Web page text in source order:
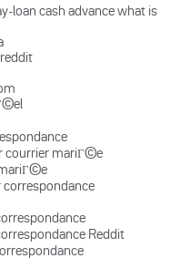
loan cash advance what is
courrier mariГ©e
Reddit